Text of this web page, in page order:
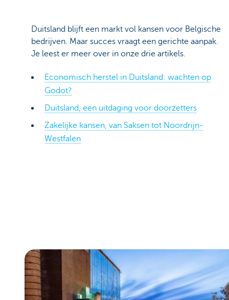
Duitsland blijft een markt vol kansen voor Belgische
bedrijven. Maar succes vraagt een gerichte aanpak.
Je leest er meer over in onze drie artikels.
Economisch herstel in Duitsland: wachten op
Godot?
Duitsland, een uitdaging voor doorzetters
Zakelijke kansen, van Saksen tot Noordrijn-
Westfalen